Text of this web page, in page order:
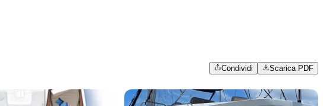
Condividi Scarica PDF